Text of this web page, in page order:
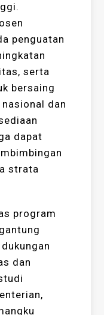
penguatan
serta
bersaing
dan
dapat
strata
program
dan